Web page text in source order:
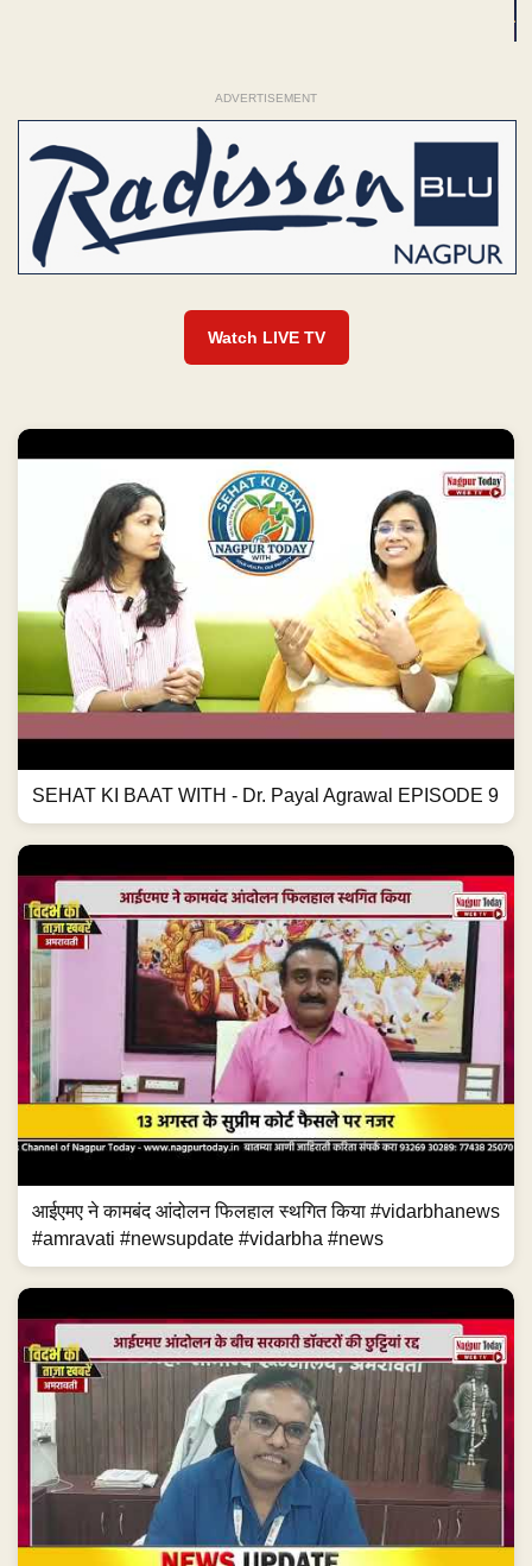
ADVERTISEMENT
Watch LIVE TV
SEHAT KI BAAT WITH - Dr. Payal Agrawal EPISODE 9
आईएमए ने कामबंद आंदोलन फिलहाल स्थगित किया #vidarbhanews
#amravati #newsupdate #vidarbha #news